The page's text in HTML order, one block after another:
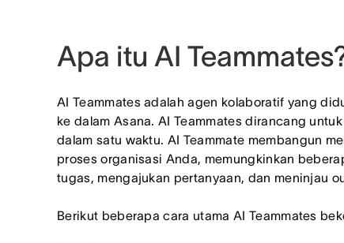
Apa itu AI
AI Teammates adalah agen kolaboratif yang
ke dalam Asana. AI Teammates dirancang
dalam satu waktu. AI Teammate membangun
proses organisasi Anda, memungkinkan
tugas, mengajukan pertanyaan, dan meninjau
Berikut beberapa cara utama AI Teammates